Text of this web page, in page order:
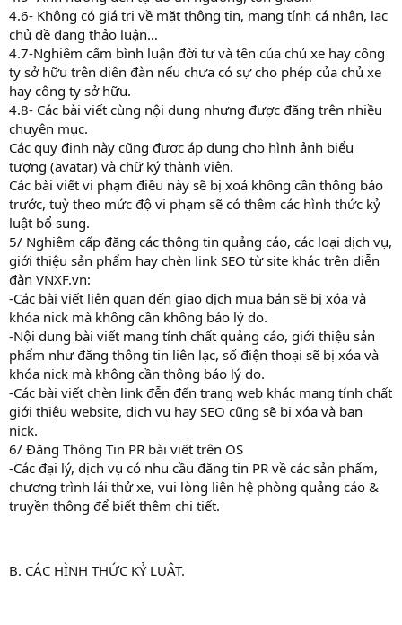
4.6- Không có giá trị về mặt thông tin, mang tính cá nhân, lạc
chủ đề đang thảo luận…
4.7-Nghiêm cấm bình luận đời tư và tên của chủ xe hay công
ty sở hữu trên diễn đàn nếu chưa có sự cho phép của chủ xe
hay công ty sở hữu.
4.8- Các bài viết cùng nội dung nhưng được đăng trên nhiều
chuyên mục.
Các quy định này cũng được áp dụng cho hình ảnh biểu
tượng (avatar) và chữ ký thành viên.
Các bài viết vi phạm điều này sẽ bị xoá không cần thông báo
trước, tuỳ theo mức độ vi phạm sẽ có thêm các hình thức kỷ
luật bổ sung.
5/ Nghiêm cấp đăng các thông tin quảng cáo, các loại dịch vụ,
giới thiệu sản phẩm hay chèn link SEO từ site khác trên diễn
đàn VNXF.vn:
-Các bài viết liên quan đến giao dịch mua bán sẽ bị xóa và
khóa nick mà không cần không báo lý do.
-Nội dung bài viết mang tính chất quảng cáo, giới thiệu sản
phẩm như đăng thông tin liên lạc, số điện thoại sẽ bị xóa và
khóa nick mà không cần thông báo lý do.
-Các bài viết chèn link đễn đến trang web khác mang tính chất
giới thiệu website, dịch vụ hay SEO cũng sẽ bị xóa và ban
nick.
6/ Đăng Thông Tin PR bài viết trên OS
-Các đại lý, dịch vụ có nhu cầu đăng tin PR về các sản phẩm,
chương trình lái thử xe, vui lòng liên hệ phòng quảng cáo &
truyền thông để biết thêm chi tiết.
B. CÁC HÌNH THỨC KỶ LUẬT.